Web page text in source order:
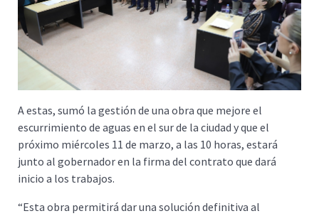
A estas, sumó la gestión de una obra que mejore el
escurrimiento de aguas en el sur de la ciudad y que el
próximo miércoles 11 de marzo, a las 10 horas, estará
junto al gobernador en la firma del contrato que dará
inicio a los trabajos.
“Esta obra permitirá dar una solución definitiva al